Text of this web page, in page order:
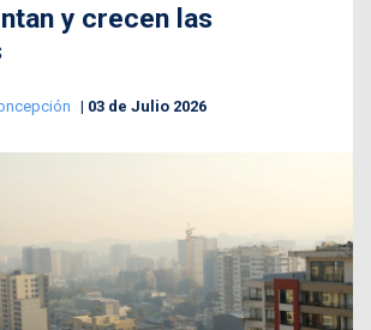
y crecen las
03 de Julio 2026